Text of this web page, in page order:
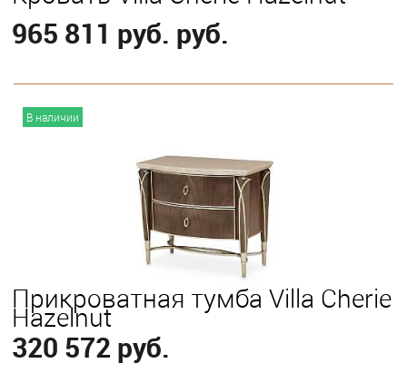
965 811 руб. руб.
Eastern King Queen
В наличии
Прикроватная тумба Villa Cherie
Hazelnut
320 572 руб.